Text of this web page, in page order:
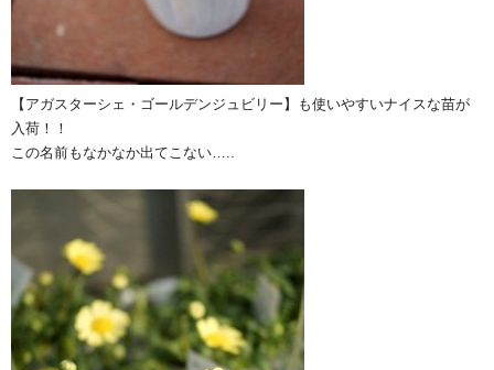
【アガスターシェ・ゴールデンジュビリー】も使いやすいナイスな苗が
入荷！！
この名前もなかなか出てこない…..